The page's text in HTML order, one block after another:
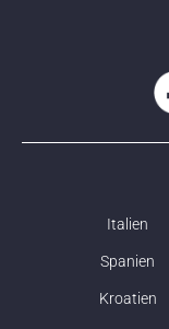
Italien
Spanien
Kroatien